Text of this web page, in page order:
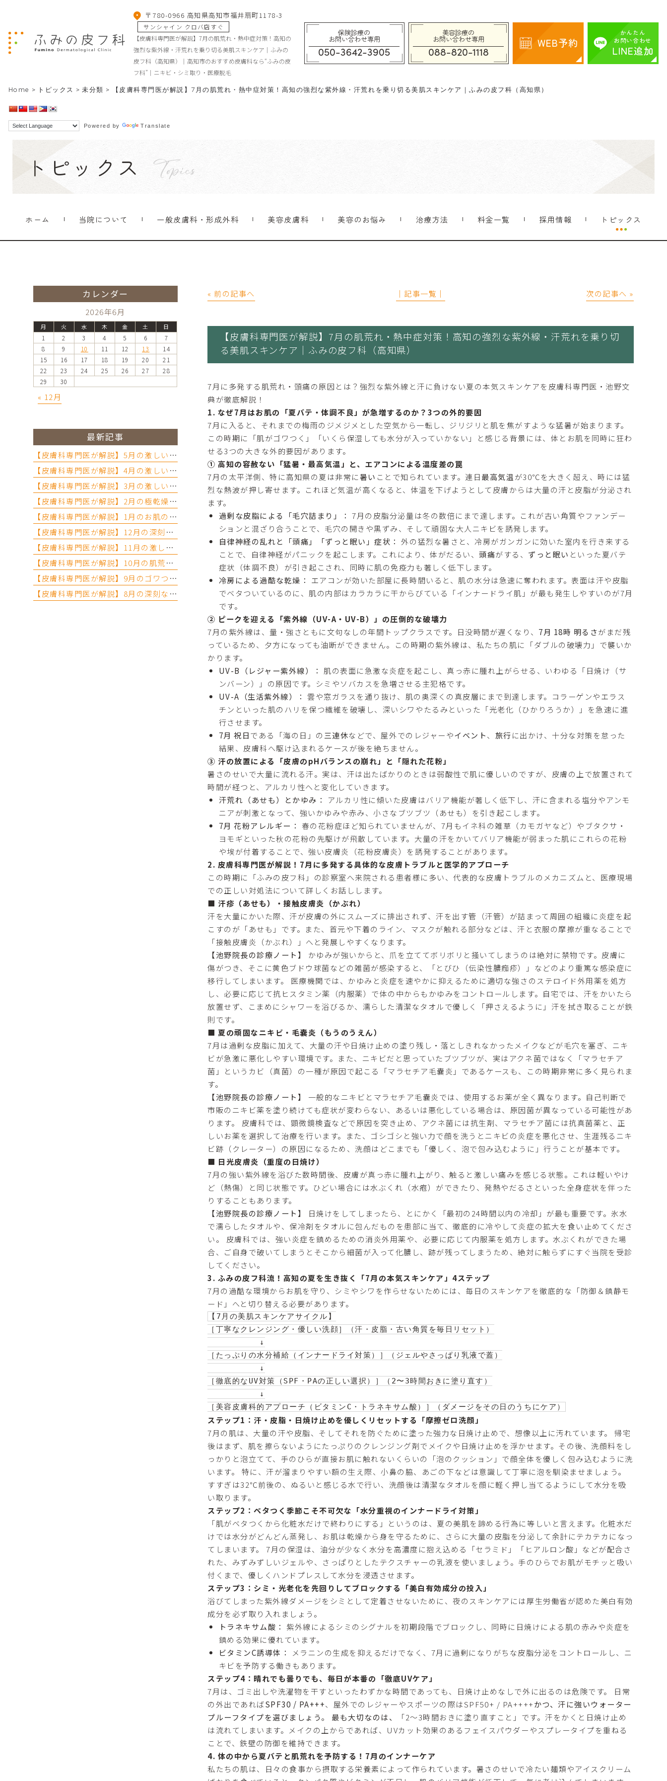
〒780-0966 高知県高知市福井扇町1178-3
サンシャイン クロバ店すぐ
【皮膚科専門医が解説】7月の肌荒れ・熱中症対策！高知の
強烈な紫外線・汗荒れを乗り切る美肌スキンケア｜ふみの
皮フ科（高知県）｜高知市のおすすめ皮膚科なら“ふみの皮
フ科”｜ニキビ・シミ取り・医療脱毛
保険診療の
お問い合わせ専用
050-3642-3905
美容診療の
お問い合わせ専用
088-820-1118
WEB予約
かんたん
お問い合わせ
LINE追加
Home > トピックス > 未分類 > 【皮膚科専門医が解説】7月の肌荒れ・熱中症対策！高知の強烈な紫外線・汗荒れを乗り切る美肌スキンケア｜ふみの皮フ科（高知県）
Powered by Translate
トピックス Topics
ホーム 当院について 一般皮膚科・形成外科 美容皮膚科 美容のお悩み 治療方法 料金一覧 採用情報 トピックス
« 前の記事へ │記事一覧│ 次の記事へ »
【皮膚科専門医が解説】7月の肌荒れ・熱中症対策！高知の強烈な紫外線・汗荒れを乗り切
る美肌スキンケア｜ふみの皮フ科（高知県）
7月に多発する肌荒れ・頭痛の原因とは？強烈な紫外線と汗に負けない夏の本気スキンケアを皮膚科専門医・池野文
典が徹底解説！
1. なぜ7月はお肌の「夏バテ・体調不良」が急増するのか？3つの外的要因
7月に入ると、それまでの梅雨のジメジメとした空気から一転し、ジリジリと肌を焦がすような猛暑が始まります。
この時期に「肌がゴワつく」「いくら保湿しても水分が入っていかない」と感じる背景には、体とお肌を同時に狂わ
せる3つの大きな外的要因があります。
① 高知の容赦ない「猛暑・最高気温」と、エアコンによる温度差の罠
7月の太平洋側、特に高知県の夏は非常に暑い ことで知られています。連日最高気温 が30℃を大きく超え、時には猛
烈な熱波が押し寄せます。これほど気温が高くなると、体温を下げようとして皮膚からは大量の汗と皮脂が分泌され
ます。
過剰な皮脂による「毛穴詰まり」： 7月の皮脂分泌量は冬の数倍にまで達します。これが古い角質やファンデー
ションと混ざり合うことで、毛穴の開きや黒ずみ、そして頑固な大人ニキビを誘発します。
自律神経の乱れと「頭痛」「ずっと眠い」症状： 外の猛烈な暑さと、冷房がガンガンに効いた室内を行き来する
ことで、自律神経がパニックを起こします。これにより、体がだるい、 頭痛がする、 ずっと眠い といった夏バテ
症状（体調不良）が引き起こされ、同時に肌の免疫力も著しく低下します。
冷房による過酷な乾燥： エアコンが効いた部屋に長時間いると、肌の水分は急速に奪われます。表面は汗や皮脂
でベタついているのに、肌の内部はカラカラに干からびている「インナードライ肌」が最も発生しやすいのが7月
です。
② ピークを迎える「紫外線（UV-A・UV-B）」の圧倒的な破壊力
7月の紫外線は、量・強さともに文句なしの年間トップクラスです。日没時間が遅くなり、 7月 18時 明るさがまだ残
っているため、夕方になっても油断ができません。この時期の紫外線は、私たちの肌に「ダブルの破壊力」で襲いか
かります。
UV-B（レジャー紫外線）： 肌の表面に急激な炎症を起こし、真っ赤に腫れ上がらせる、いわゆる「日焼け（サ
ンバーン）」の原因です。シミやソバカスを急増させる主犯格です。
UV-A（生活紫外線）： 雲や窓ガラスを通り抜け、肌の奥深くの真皮層にまで到達します。コラーゲンやエラス
チンといった肌のハリを保つ繊維を破壊し、深いシワやたるみといった「光老化（ひかりろうか）」を急速に進
行させます。
7月 祝日である「海の日」の 三連休などで、屋外でのレジャーやイベント、 旅行に出かけ、十分な対策を怠った
結果、皮膚科へ駆け込まれるケースが後を絶ちません。
③ 汗の放置による「皮膚のpHバランスの崩れ」と「隠れた花粉」
暑さのせいで大量に流れる汗。実は、汗は出たばかりのときは弱酸性で肌に優しいのですが、皮膚の上で放置されて
時間が経つと、アルカリ性へと変化していきます。
汗荒れ（あせも）とかゆみ：
アルカリ性に傾いた皮膚はバリア機能が著しく低下し、汗に含まれる塩分やアンモ
ニアが刺激となって、強いかゆみや赤み、小さなブツブツ（あせも）を引き起こします。
7月 花粉アレルギー： 春の花粉症ほど知られていませんが、7月もイネ科の雑草（カモガヤなど）やブタクサ・
ヨモギといった秋の花粉の先駆けが飛散しています。大量の汗をかいてバリア機能が弱まった肌にこれらの花粉
や埃が付着することで、強い皮膚炎（花粉皮膚炎）を誘発することがあります。
2. 皮膚科専門医が解説！7月に多発する具体的な皮膚トラブルと医学的アプローチ
この時期に「ふみの皮フ科」の診察室へ来院される患者様に多い、代表的な皮膚トラブルのメカニズムと、医療現場
での正しい対処法について詳しくお話しします。
■ 汗疹（あせも）・接触皮膚炎（かぶれ）
汗を大量にかいた際、汗が皮膚の外にスムーズに排出されず、汗を出す管（汗管）が詰まって周囲の組織に炎症を起
こすのが「あせも」です。また、首元や下着のライン、マスクが触れる部分などは、汗と衣服の摩擦が重なることで
「接触皮膚炎（かぶれ）」へと発展しやすくなります。
【池野院長の診療ノート】
かゆみが強いからと、爪を立ててボリボリと掻いてしまうのは絶対に禁物です。皮膚に
傷がつき、そこに黄色ブドウ球菌などの雑菌が感染すると、「とびひ（伝染性膿痂疹）」などのより重篤な感染症に
移行してしまいます。 医療機関では、かゆみと炎症を速やかに抑えるために適切な強さのステロイド外用薬を処方
し、必要に応じて抗ヒスタミン薬（内服薬）で体の中からもかゆみをコントロールします。自宅では、汗をかいたら
放置せず、こまめにシャワーを浴びるか、濡らした清潔なタオルで優しく「押さえるように」汗を拭き取ることが鉄
則です。
■ 夏の頑固なニキビ・毛嚢炎（もうのうえん）
7月は過剰な皮脂に加えて、大量の汗や日焼け止めの塗り残し・落としきれなかったメイクなどが毛穴を塞ぎ、ニキ
ビが急激に悪化しやすい環境です。また、ニキビだと思っていたブツブツが、実はアクネ菌ではなく「マラセチア
菌」というカビ（真菌）の一種が原因で起こる「マラセチア毛嚢炎」であるケースも、この時期非常に多く見られま
す。
【池野院長の診療ノート】
一般的なニキビとマラセチア毛嚢炎では、使用するお薬が全く異なります。自己判断で
市販のニキビ薬を塗り続けても症状が変わらない、あるいは悪化している場合は、原因菌が異なっている可能性があ
ります。 皮膚科では、顕微鏡検査などで原因を突き止め、アクネ菌には抗生剤、マラセチア菌には抗真菌薬と、正
しいお薬を選択して治療を行います。また、ゴシゴシと強い力で顔を洗うとニキビの炎症を悪化させ、生涯残るニキ
ビ跡（クレーター）の原因になるため、洗顔はどこまでも「優しく、泡で包み込むように」行うことが基本です。
■ 日光皮膚炎（重度の日焼け）
7月の強い紫外線を浴びた数時間後、皮膚が真っ赤に腫れ上がり、触ると激しい痛みを感じる状態。これは軽いやけ
ど（熱傷）と同じ状態です。ひどい場合には水ぶくれ（水疱）ができたり、発熱やだるさといった全身症状を伴った
りすることもあります。
【池野院長の診療ノート】
日焼けをしてしまったら、とにかく「最初の24時間以内の冷却」が最も重要です。氷水
で濡らしたタオルや、保冷剤をタオルに包んだものを患部に当て、徹底的に冷やして炎症の拡大を食い止めてくださ
い。 皮膚科では、強い炎症を鎮めるための消炎外用薬や、必要に応じて内服薬を処方します。水ぶくれができた場
合、ご自身で破いてしまうとそこから細菌が入って化膿し、跡が残ってしまうため、絶対に触らずにすぐ当院を受診
してください。
3. ふみの皮フ科流！高知の夏を生き抜く「7月の本気スキンケア」4ステップ
7月の過酷な環境からお肌を守り、シミやシワを作らせないためには、毎日のスキンケアを徹底的な「防御＆鎮静モ
ード」へと切り替える必要があります。
【7月の美肌スキンケアサイクル】
［丁寧なクレンジング・優しい洗顔］（汗・皮脂・古い角質を毎日リセット）
          ↓
［たっぷりの水分補給（インナードライ対策）］（ジェルやさっぱり乳液で蓋）
          ↓
［徹底的なUV対策（SPF・PAの正しい選択）］（2〜3時間おきに塗り直す）
          ↓
ステップ1：汗・皮脂・日焼け止めを優しくリセットする「摩擦ゼロ洗顔」
7月の肌は、大量の汗や皮脂、そしてそれを防ぐために塗った強力な日焼け止めで、想像以上に汚れています。 帰宅
後はまず、肌を擦らないようにたっぷりのクレンジング剤でメイクや日焼け止めを浮かせます。その後、洗顔料をし
っかりと泡立てて、手のひらが直接お肌に触れないくらいの「泡のクッション」で顔全体を優しく包み込むように洗
います。 特に、汗が溜まりやすい額の生え際、小鼻の脇、あごの下などは意識して丁寧に泡を馴染ませましょう。
すすぎは32℃前後の、ぬるいと感じる水で行い、洗顔後は清潔なタオルを顔に軽く押し当てるようにして水分を吸
い取ります。
ステップ2：ベタつく季節こそ不可欠な「水分重視のインナードライ対策」
「肌がベタつくから化粧水だけで終わりにする」というのは、夏の美肌を諦める行為に等しいと言えます。化粧水だ
けでは水分がどんどん蒸発し、お肌は乾燥から身を守るために、さらに大量の皮脂を分泌して余計にテカテカになっ
てしまいます。 7月の保湿は、油分が少なく水分を高濃度に抱え込める「セラミド」「ヒアルロン酸」などが配合さ
れた、みずみずしいジェルや、さっぱりとしたテクスチャーの乳液を使いましょう。手のひらでお肌がモチッと吸い
付くまで、優しくハンドプレスして水分を浸透させます。
ステップ3：シミ・光老化を先回りしてブロックする「美白有効成分の投入」
浴びてしまった紫外線ダメージをシミとして定着させないために、夜のスキンケアには厚生労働省が認めた美白有効
成分を必ず取り入れましょう。
トラネキサム酸： 紫外線によるシミのシグナルを初期段階でブロックし、同時に日焼けによる肌の赤みや炎症を
鎮める効果に優れています。
ビタミンC誘導体：
メラニンの生成を抑えるだけでなく、7月に過剰になりがちな皮脂分泌をコントロールし、ニ
キビを予防する働きもあります。
ステップ4：晴れでも曇りでも、毎日が本番の「徹底UVケア」
7月は、ゴミ出しや洗濯物を干すといったわずかな時間であっても、日焼け止めなしで外に出るのは危険です。 日常
の外出であればSPF30 / PA+++、屋外でのレジャーやスポーツの際はSPF50+ / PA++++かつ、汗に強いウォーター
プルーフタイプを選びましょう。 最も大切なのは、
「2〜3時間おきに塗り直すこと」です。汗をかくと日焼け止め
は流れてしまいます。メイクの上からであれば、UVカット効果のあるフェイスパウダーやスプレータイプを重ねる
ことで、鉄壁の防御を維持できます。
4. 体の中から夏バテと肌荒れを予防する！7月のインナーケア
私たちの肌は、日々の食事から摂取する栄養素によって作られています。暑さのせいで冷たい麺類やアイスクリーム
カレンダー
2026年6月
月 火 水 木 金 土 日
1 2 3 4 5 6
7
8
9 10 11 12 13
14
15
16 17 18 19 20
21
22
23 24 25 26 27
28
29
30
« 12月
最新記事
【皮膚科専門医が解説】5月の激しい肌荒れ・カモガヤ（イネ科）花粉対策！急増する紫外線から肌を守る初夏のスキンケア｜ふみの皮フ科（高知県）
【皮膚科専門医が解説】4月の激しい肌荒れ・急増する紫外線対策！春のゆらぎ肌を救うバリア機能修復スキンケア｜ふみの皮フ科（高知県）
【皮膚科専門医が解説】3月の激しい肌荒れ・花粉症対策！春のゆらぎ肌を優しく救うバリア修復スキンケア｜ふみの皮フ科（高知県）
【皮膚科専門医が解説】2月の極乾燥・早期の花粉症対策！敏感肌を優しく守る初春のバリア修復スキンケア｜ふみの皮フ科（高知県）
【皮膚科専門医が解説】1月のお肌の粉吹き・かゆみ・乾燥対策！真冬の底冷えに負けない鉄壁の密閉バリアスキンケア｜ふみの皮フ科（高知県）
【皮膚科専門医が解説】12月の深刻な肌荒れ・粉吹き・目のかゆみ対策！真冬の冷えと乾燥に負けない高保湿スキンケア｜ふみの皮フ科（高知県）
【皮膚科専門医が解説】11月の激しい乾燥・かゆみ対策！初冬の冷えに負けない鉄壁のバリア強化スキンケア｜ふみの皮フ科（高知県）
【皮膚科専門医が解説】10月の肌荒れ・急激な乾燥対策！夏のダメージをリセットする秋のバリア機能強化スキンケア｜ふみの皮フ科（高知県）
【皮膚科専門医が解説】9月のゴワつき・シミ・抜け毛対策！夏のダメージをリセットする初秋のバリア機能修復スキンケア｜ふみの皮フ科（高知県）
【皮膚科専門医が解説】8月の深刻な肌荒れ・シミ対策！高知の強烈な紫外線とお盆の汗荒れを乗り切る夏バテ肌ケア｜ふみの皮フ科（高知県）